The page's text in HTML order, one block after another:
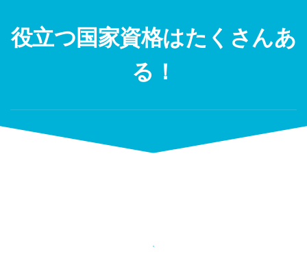
content
役立つ国家資格はたくさんあ
る！